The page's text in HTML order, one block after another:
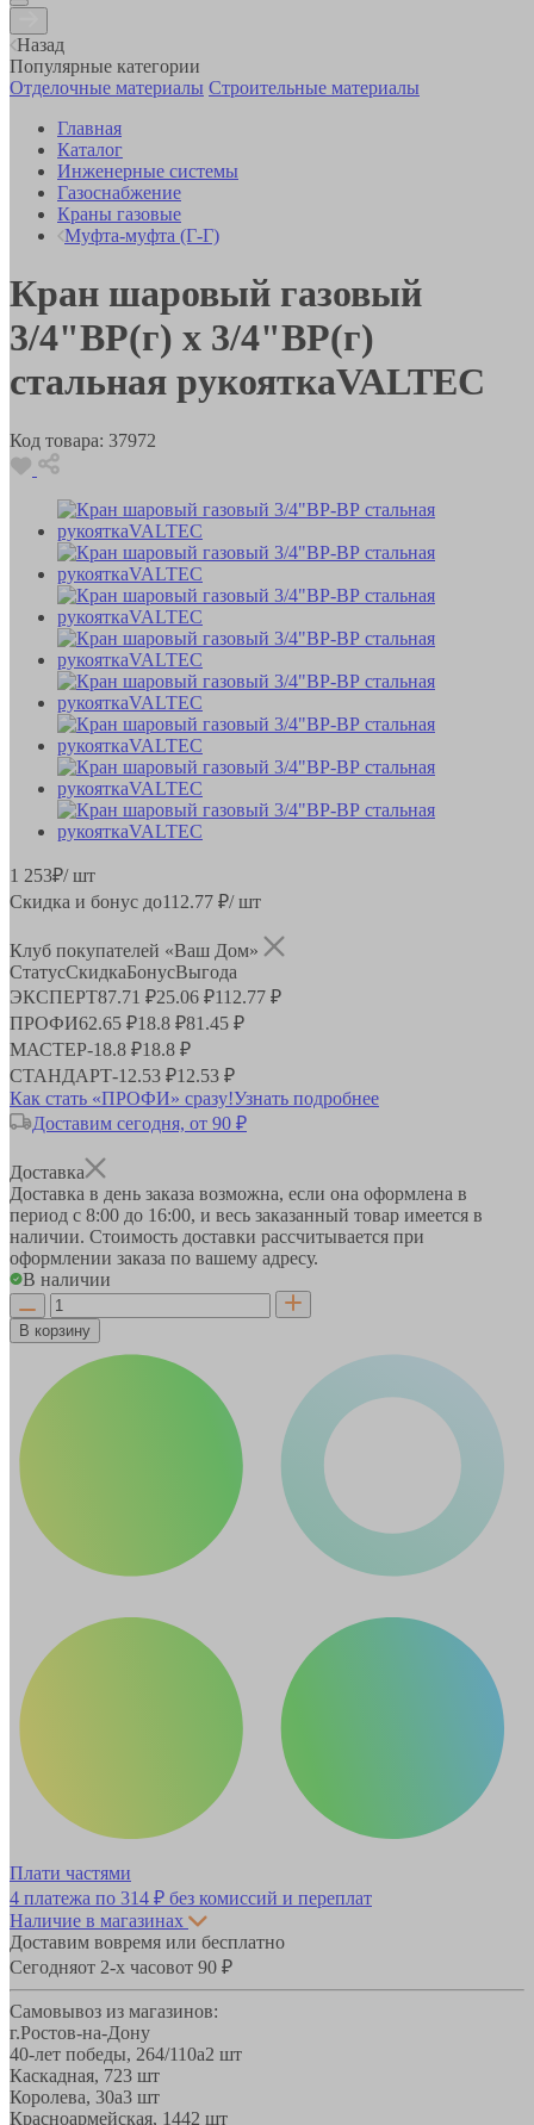
Назад
Популярные категории
Отделочные материалы Строительные материалы
Главная
Каталог
Инженерные системы
Газоснабжение
Краны газовые
Муфта-муфта (Г-Г)
Кран шаровый газовый
3/4"ВР(г) х 3/4"ВР(г)
стальная рукояткаVALTEC
Код товара: 37972
1 253₽/ шт
Скидка и бонус до112.77 ₽/ шт
Клуб покупателей «Ваш Дом»
СтатусСкидкаБонусВыгода
ЭКСПЕРТ87.71 ₽25.06 ₽112.77 ₽
ПРОФИ62.65 ₽18.8 ₽81.45 ₽
МАСТЕР-18.8 ₽18.8 ₽
СТАНДАРТ-12.53 ₽12.53 ₽
Как стать «ПРОФИ» сразу!Узнать подробнее
Доставим сегодня, от 90 ₽
Доставка
Доставка в день заказа возможна, если она оформлена в
период с 8:00 до 16:00, и весь заказанный товар имеется в
наличии. Стоимость доставки рассчитывается при
оформлении заказа по вашему адресу.
В наличии
В корзину
Плати частями
4 платежа по 314 ₽ без комиссий и переплат
Наличие в магазинах
Доставим вовремя или бесплатно
Сегодняот 2-х часовот 90 ₽
Самовывоз из магазинов:
г.Ростов-на-Дону
40-лет победы, 264/110а2 шт
Каскадная, 723 шт
Королева, 30а3 шт
Красноармейская, 1442 шт